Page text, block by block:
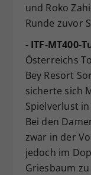
und Roko
Runde zuvor
- ITF-MT400-
Österreichs
Bey Resort
sicherte sich
Spielverlust
Bei den
zwar in der
jedoch im
Griesbaum